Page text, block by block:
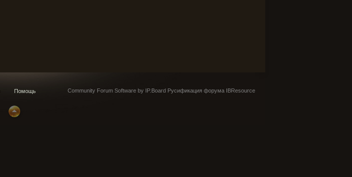
Помощь Community Forum Software by IP.Board Русификация форума IBResource